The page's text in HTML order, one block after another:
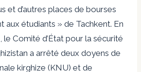
et d’autres places de bourses
aux étudiants » de Tachkent. En
Comité d’État pour la sécurité
a arrêté deux doyens de
kirghize (KNU) et de